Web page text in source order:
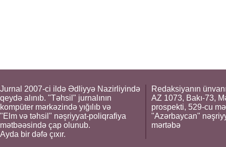
Jurnal 2007-ci ildə Ədliyyə Nazirliyində
qeydə alınıb. "Təhsil" jurnalının
kompüter mərkəzində yığılıb və
"Elm və təhsil" nəşriyyat-poliqrafiya
mətbəəsində çap olunub.
Ayda bir dəfə çıxır.
Redaksiyanın
AZ 1073, Bakı-73,
prospekti, 529-cu
"Azərbaycan"
mərtəbə